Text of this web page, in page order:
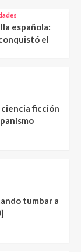
española:
el
ficción
tumbar a